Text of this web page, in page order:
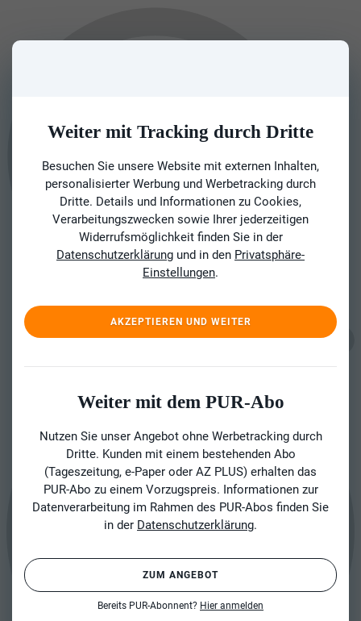
Weiter mit Tracking durch Dritte
Besuchen Sie unsere Website mit externen Inhalten,
personalisierter Werbung und Werbetracking durch
Dritte. Details und Informationen zu Cookies,
Verarbeitungszwecken sowie Ihrer jederzeitigen
Widerrufsmöglichkeit finden Sie in der
Datenschutzerklärung und in den Privatsphäre-
Einstellungen.
AKZEPTIEREN UND WEITER
Weiter mit dem PUR-Abo
Nutzen Sie unser Angebot ohne Werbetracking durch
Dritte. Kunden mit einem bestehenden Abo
(Tageszeitung, e-Paper oder AZ PLUS) erhalten das
PUR-Abo zu einem Vorzugspreis. Informationen zur
Datenverarbeitung im Rahmen des PUR-Abos finden Sie
in der Datenschutzerklärung.
ZUM ANGEBOT
Bereits PUR-Abonnent? Hier anmelden